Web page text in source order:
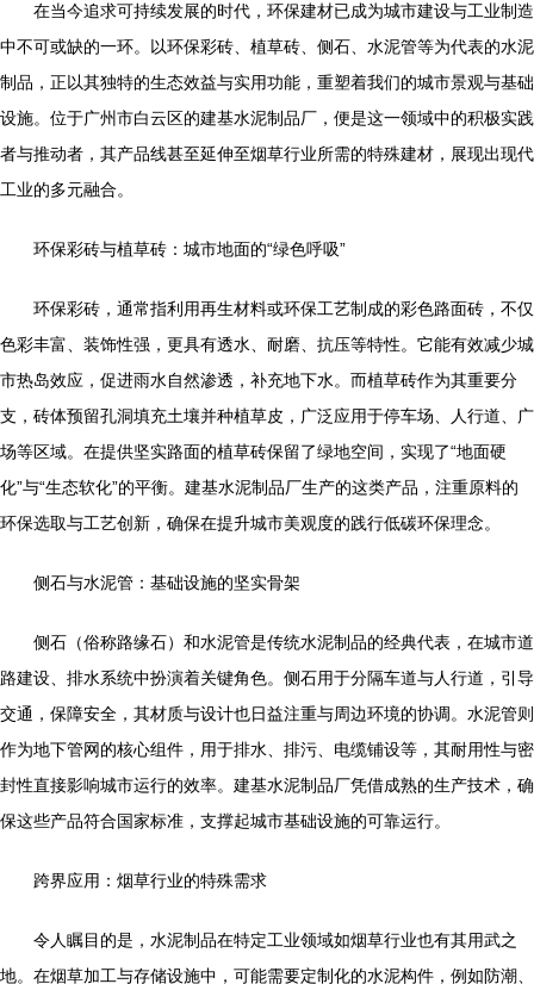
在当今追求可持续发展的时代，环保建材已成为城市建设与工业制造
中不可或缺的一环。以环保彩砖、植草砖、侧石、水泥管等为代表的水泥
制品，正以其独特的生态效益与实用功能，重塑着我们的城市景观与基础
设施。位于广州市白云区的建基水泥制品厂，便是这一领域中的积极实践
者与推动者，其产品线甚至延伸至烟草行业所需的特殊建材，展现出现代
工业的多元融合。
环保彩砖与植草砖：城市地面的“绿色呼吸”
环保彩砖，通常指利用再生材料或环保工艺制成的彩色路面砖，不仅
色彩丰富、装饰性强，更具有透水、耐磨、抗压等特性。它能有效减少城
市热岛效应，促进雨水自然渗透，补充地下水。而植草砖作为其重要分
支，砖体预留孔洞填充土壤并种植草皮，广泛应用于停车场、人行道、广
场等区域。在提供坚实路面的植草砖保留了绿地空间，实现了“地面硬
化”与“生态软化”的平衡。建基水泥制品厂生产的这类产品，注重原料的
环保选取与工艺创新，确保在提升城市美观度的践行低碳环保理念。
侧石与水泥管：基础设施的坚实骨架
侧石（俗称路缘石）和水泥管是传统水泥制品的经典代表，在城市道
路建设、排水系统中扮演着关键角色。侧石用于分隔车道与人行道，引导
交通，保障安全，其材质与设计也日益注重与周边环境的协调。水泥管则
作为地下管网的核心组件，用于排水、排污、电缆铺设等，其耐用性与密
封性直接影响城市运行的效率。建基水泥制品厂凭借成熟的生产技术，确
保这些产品符合国家标准，支撑起城市基础设施的可靠运行。
跨界应用：烟草行业的特殊需求
令人瞩目的是，水泥制品在特定工业领域如烟草行业也有其用武之
地。在烟草加工与存储设施中，可能需要定制化的水泥构件，例如防潮、